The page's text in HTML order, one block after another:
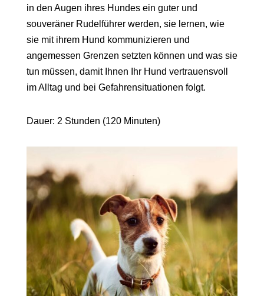
in den Augen ihres Hundes ein guter und
souveräner Rudelführer werden, sie lernen, wie
sie mit ihrem Hund kommunizieren und
angemessen Grenzen setzten können und was sie
tun müssen, damit Ihnen Ihr Hund vertrauensvoll
im Alltag und bei Gefahrensituationen folgt.
Dauer: 2 Stunden (120 Minuten)